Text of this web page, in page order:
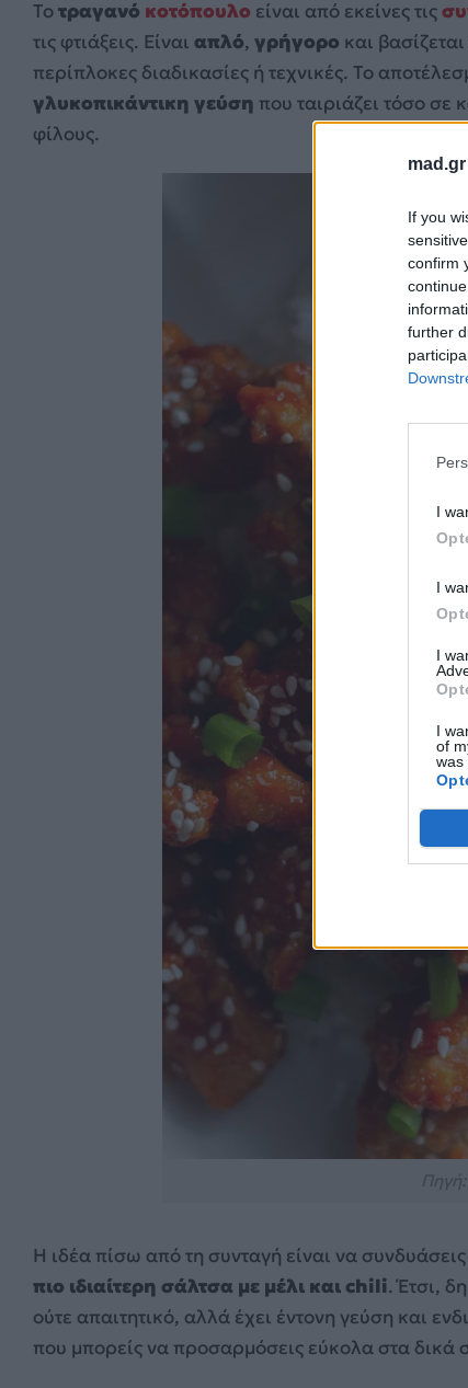
mad.gr
If you
confirm
further
I
I
I
I
of
was
Τοτραγανό κοτόπουλο είναι από εκείνες τις
τις φτιάξεις. Είναι απλό, γρήγορο και
περίπλοκες διαδικασίες ή τεχνικές. Το
γλυκοπικάντικη γεύση που ταιριάζει τόσο σε
φίλους.
Η ιδέα πίσω από τη συνταγή είναι να
πιο ιδιαίτερη σάλτσα με μέλι και chili. Έτσι,
ούτε απαιτητικό, αλλά έχει έντονη γεύση και
που μπορείς να προσαρμόσεις εύκολα στα δικά